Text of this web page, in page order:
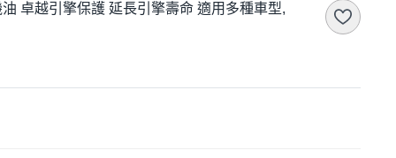
卓越引擎保護 延長引擎壽命 適用多種車型,